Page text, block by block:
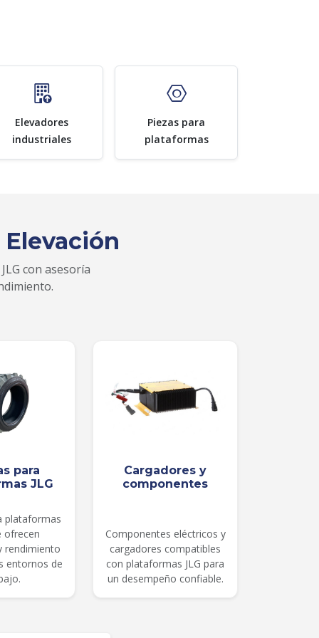
Elevadores
industriales
Piezas para
plataformas
con asesoría
para
JLG
plataformas
ofrecen
rendimiento
entornos de
Cargadores y
componentes
Componentes eléctricos y
cargadores compatibles
con plataformas JLG para
un desempeño confiable.